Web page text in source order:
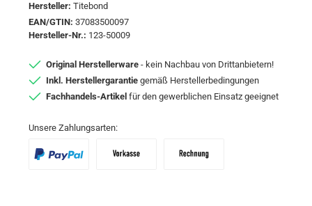
Hersteller: Titebond
EAN/GTIN: 37083500097
Hersteller-Nr.: 123-50009
Original Herstellerware - kein Nachbau von Drittanbietern!
Inkl. Herstellergarantie gemäß Herstellerbedingungen
Fachhandels-Artikel für den gewerblichen Einsatz geeignet
Unsere Zahlungsarten: